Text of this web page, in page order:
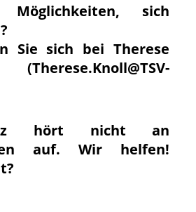
sich
Sie sich bei Therese
hört nicht an
auf. Wir helfen!